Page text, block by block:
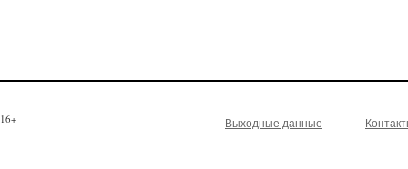
16+ Выходные данные